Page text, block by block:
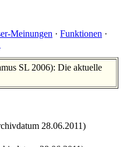
Meinungen · Funktionen ·
SL 2006): Die aktuelle
28.06.2011)